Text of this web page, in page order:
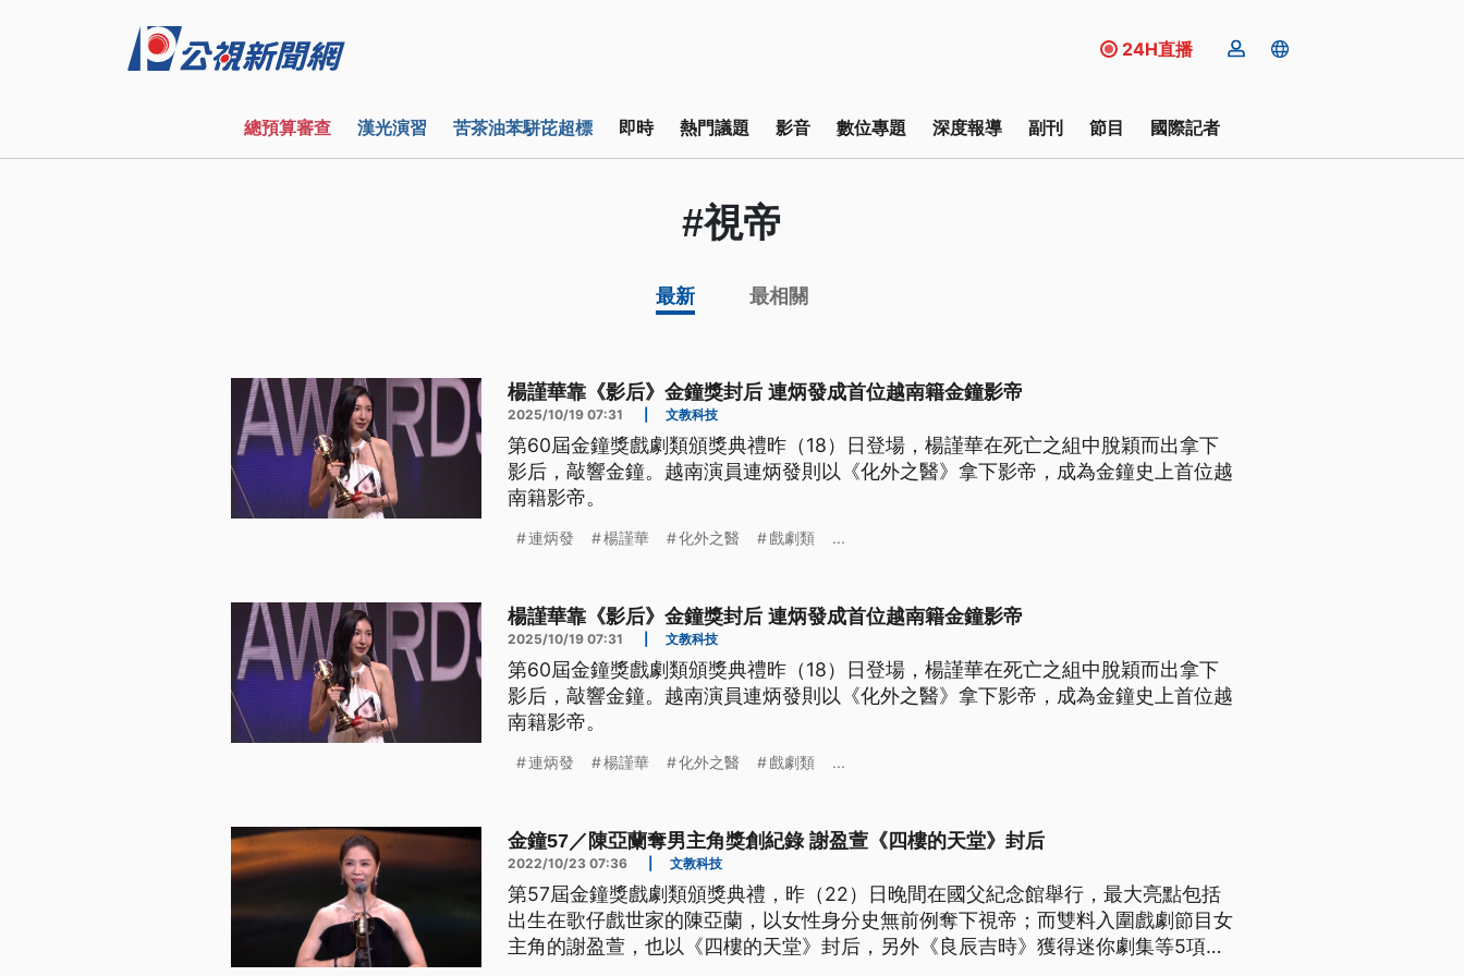
24H直播
總預算審查 漢光演習 苦茶油苯駢芘超標 即時 熱門議題 影音 數位專題 深度報導 副刊 節目 國際記者
#視帝
最新 最相關
楊謹華靠《影后》金鐘獎封后 連炳發成首位越南籍金鐘影帝
2025/10/19 07:31 文教科技
第60屆金鐘獎戲劇類頒獎典禮昨（18）日登場，楊謹華在死亡之組中脫穎而出拿下
影后，敲響金鐘。越南演員連炳發則以《化外之醫》拿下影帝，成為金鐘史上首位越
南籍影帝。
連炳發 楊謹華 化外之醫 戲劇類 ...
楊謹華靠《影后》金鐘獎封后 連炳發成首位越南籍金鐘影帝
2025/10/19 07:31 文教科技
第60屆金鐘獎戲劇類頒獎典禮昨（18）日登場，楊謹華在死亡之組中脫穎而出拿下
影后，敲響金鐘。越南演員連炳發則以《化外之醫》拿下影帝，成為金鐘史上首位越
南籍影帝。
連炳發 楊謹華 化外之醫 戲劇類 ...
金鐘57／陳亞蘭奪男主角獎創紀錄 謝盈萱《四樓的天堂》封后
2022/10/23 07:36 文教科技
第57屆金鐘獎戲劇類頒獎典禮，昨（22）日晚間在國父紀念館舉行，最大亮點包括
出生在歌仔戲世家的陳亞蘭，以女性身分史無前例奪下視帝；而雙料入圍戲劇節目女
主角的謝盈萱，也以《四樓的天堂》封后，另外《良辰吉時》獲得迷你劇集等5項大